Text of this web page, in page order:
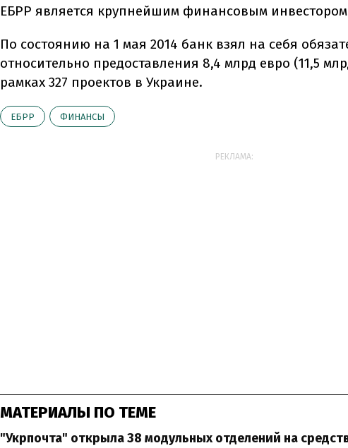
ЕБРР является крупнейшим финансовым
По состоянию на 1 мая 2014 банк взял на себя
относительно предоставления 8,4 млрд евро (11,5
рамках 327 проектов в Украине.
ЕБРР ФИНАНСЫ
РЕКЛАМА:
МАТЕРИАЛЫ ПО ТЕМЕ
"Укрпочта" открыла 38 модульных отделений на